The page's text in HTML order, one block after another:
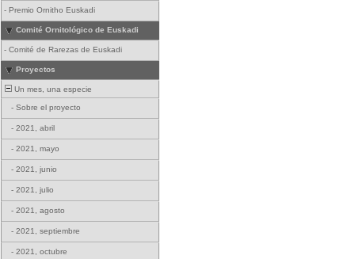
- Premio Ornitho Euskadi
Comité Ornitológico de Euskadi
- Comité de Rarezas de Euskadi
Proyectos
Un mes, una especie
- Sobre el proyecto
- 2021, abril
- 2021, mayo
- 2021, junio
- 2021, julio
- 2021, agosto
- 2021, septiembre
- 2021, octubre